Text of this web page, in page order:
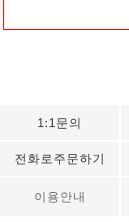
1:1문의
전화로주문하기
이용안내